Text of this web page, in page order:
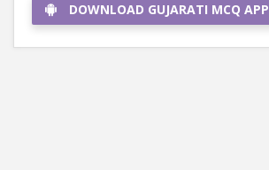
DOWNLOAD GUJARATI MCQ APP